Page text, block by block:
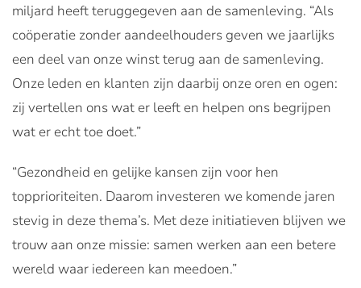
miljard heeft teruggegeven aan de samenleving. “Als
coöperatie zonder aandeelhouders geven we jaarlijks
een deel van onze winst terug aan de samenleving.
Onze leden en klanten zijn daarbij onze oren en ogen:
zij vertellen ons wat er leeft en helpen ons begrijpen
wat er echt toe doet.”
“Gezondheid en gelijke kansen zijn voor hen
topprioriteiten. Daarom investeren we komende jaren
stevig in deze thema’s. Met deze initiatieven blijven we
trouw aan onze missie: samen werken aan een betere
wereld waar iedereen kan meedoen.”